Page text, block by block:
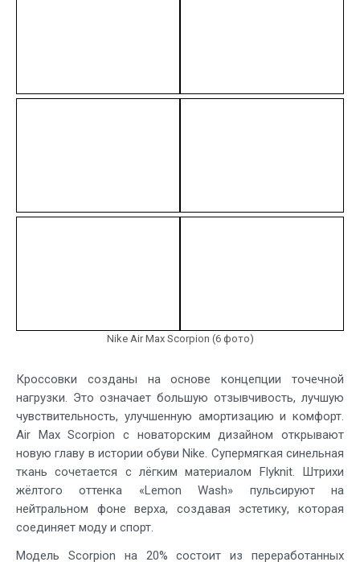
Nike Air Max Scorpion (6 фото)
Кроссовки созданы на основе концепции точечной
нагрузки. Это означает большую отзывчивость, лучшую
чувствительность, улучшенную амортизацию и комфорт.
Air Max Scorpion с новаторским дизайном открывают
новую главу в истории обуви Nike. Супермягкая синельная
ткань сочетается с лёгким материалом Flyknit. Штрихи
жёлтого оттенка «Lemon Wash» пульсируют на
нейтральном фоне верха, создавая эстетику, которая
соединяет моду и спорт.
Модель Scorpion на 20% состоит из переработанных